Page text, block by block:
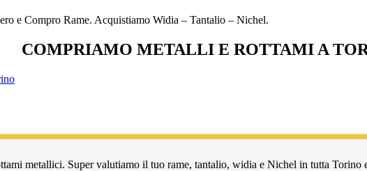
e Compro Rame. Acquistiamo Widia – Tantalio – Nichel.
COMPRIAMO METALLI E ROTTAMI A
metallici. Super valutiamo il tuo rame, tantalio, widia e Nichel in tutta Torino